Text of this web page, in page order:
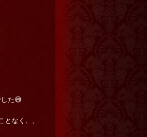
た😅
なく、、